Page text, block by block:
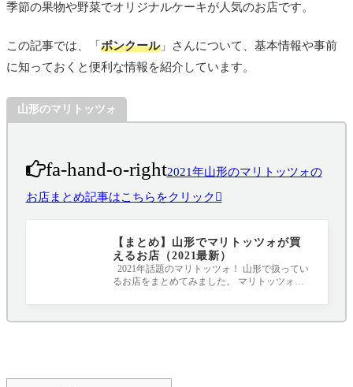
季節の果物や野菜でオリジナルケーキが人気のお店です。
この記事では、「 ボンクール」さんについて、基本情報や事前
に知っておくと便利な情報を紹介しています。
山形のマリトッツォ
fa-hand-o-right2021年山形のマリトッツォの
お店まとめ記事はこちらをクリック
【まとめ】山形でマリトッツォが買
えるお店（2021最新）
2021年話題のマリトッツォ！ 山形で扱ってい
るお店をまとめてみました。 マリトッツォと